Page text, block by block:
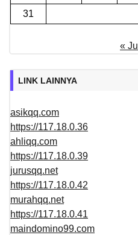
31
« Jul
LINK LAINNYA
asikqq.com
https://117.18.0.36
ahliqq.com
https://117.18.0.39
jurusqq.net
https://117.18.0.42
murahqq.net
https://117.18.0.41
maindomino99.com